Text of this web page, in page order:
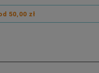
50,00 zł